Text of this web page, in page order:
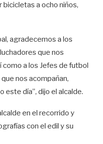
a ocho niños,
agradecemos a los
que nos
como a los Jefes de futbol
nos acompañan,
este día”, dijo el alcalde.
en el recorrido y
con el edil y su